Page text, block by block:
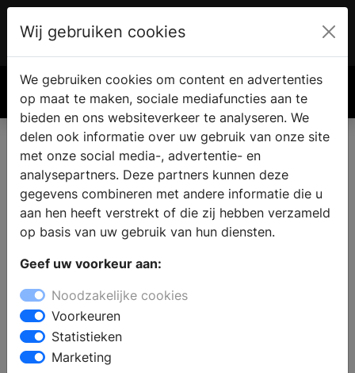
€ 0.00
Badkamer showroom in
Willemsoord
bezoek aan een sanitair winkel vindt u complete
badkamers in verschillende badkamerstijlen. De
deskundige medewerkers staan klaar om u
professioneel advies te geven bij het samenstellen van
uw nieuwe badkamer en u te helpen bij de keuze voor
badkamermeubels met opbergmogelijkheden die
Wij gebruiken cookies
We gebruiken cookies om content en advertenties
op maat te maken, sociale mediafuncties aan te
bieden en ons websiteverkeer te analyseren. We
delen ook informatie over uw gebruik van onze site
met onze social media-, advertentie- en
analysepartners. Deze partners kunnen deze
gegevens combineren met andere informatie die u
aan hen heeft verstrekt of die zij hebben verzameld
op basis van uw gebruik van hun diensten.
Geef uw voorkeur aan:
Noodzakelijke cookies
Voorkeuren
Statistieken
Marketing